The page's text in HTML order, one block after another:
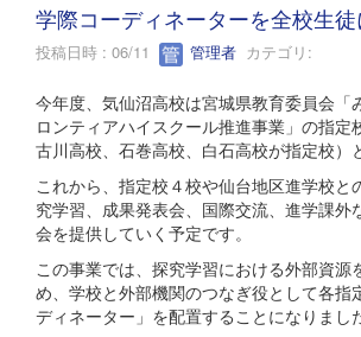
学際コーディネーターを全校生
投稿日時 : 06/11 管理者 カテゴリ:
今年度、気仙沼高校は宮城県教育委員会「
ロンティアハイスクール推進事業」の指定
古川高校、石巻高校、白石高校が指定校）
これから、指定校４校や仙台地区進学校と
究学習、成果発表会、国際交流、進学課外
会を提供していく予定です。
この事業では、探究学習における外部資源
め、学校と外部機関のつなぎ役として各指
ディネーター」を配置することになりました